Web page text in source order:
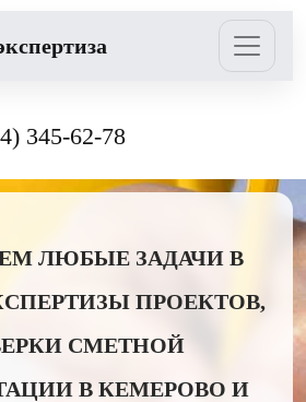
345-62-78
ЛЮБЫЕ ЗАДАЧИ В
ПРОЕКТОВ,
СМЕТНОЙ
В КЕМЕРОВО И